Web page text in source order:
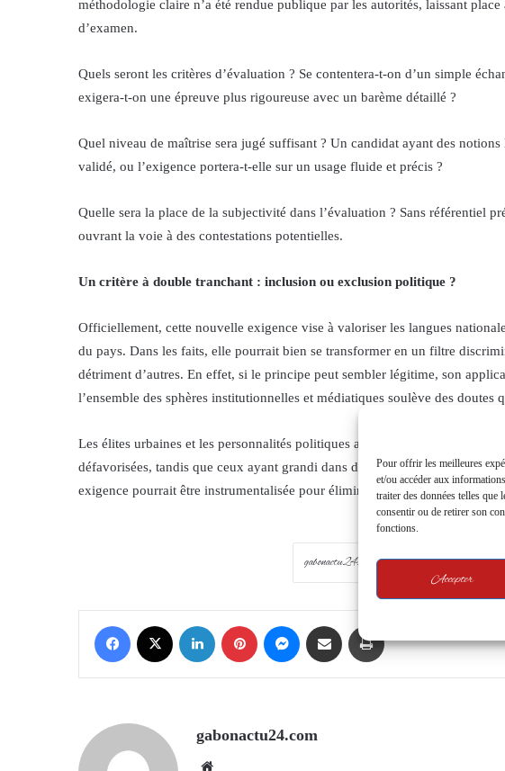
Pour offrir les meilleures
et/ou accéder aux
traiter des données telles que
consentir ou de retirer son
fonctions.
Accepter
méthodologie claire n’a été rendue publique par les autorités, laissant
d’examen.
Quels seront les critères d’évaluation ? Se contentera-t-on d’un simple
exigera-t-on une épreuve plus rigoureuse avec un barème détaillé ?
Quel niveau de maîtrise sera jugé suffisant ? Un candidat ayant des
validé, ou l’exigence portera-t-elle sur un usage fluide et précis ?
Quelle sera la place de la subjectivité dans l’évaluation ? Sans référentiel
ouvrant la voie à des contestations potentielles.
Un critère à double tranchant : inclusion ou exclusion politique ?
Officiellement, cette nouvelle exigence vise à valoriser les langues
du pays. Dans les faits, elle pourrait bien se transformer en un filtre
détriment d’autres. En effet, si le principe peut sembler légitime, son
l’ensemble des sphères institutionnelles et médiatiques soulève des doutes
Les élites urbaines et les personnalités politiques ayant reçu une éducation
défavorisées, tandis que ceux ayant grandi dans des environnements plus
exigence pourrait être instrumentalisée pour éliminer certains candidats
Facebook LinkedIn Pinterest Messenger Share via Email
gabonactu24.com